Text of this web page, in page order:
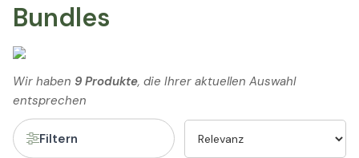
Bundles
Wir haben 9 Produkte, die Ihrer aktuellen Auswahl
entsprechen
Filtern